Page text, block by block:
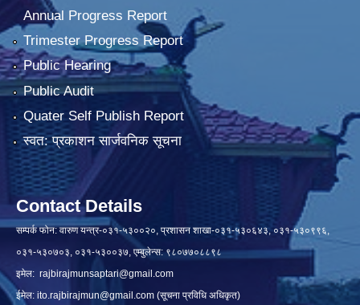
Annual Progress Report
Trimester Progress Report
Public Hearing
Public Audit
Quater Self Publish Report
स्वत: प्रकाशन सार्जवनिक सूचना
Contact Details
सम्पर्क फोन: वारुण यन्त्र-०३१-५३००२०, प्रशासन शाखा-०३१-५३०६४३, ०३१-५३०९९६,
०३१-५३०७०३, ०३१-५३००३७, एम्बुलेन्स: ९८०७७०८८९८
इमेल: rajbirajmunsaptari@gmail.com
ईमेल: ito.rajbirajmun@gmail.com (सूचना प्रविधि अधिकृत)